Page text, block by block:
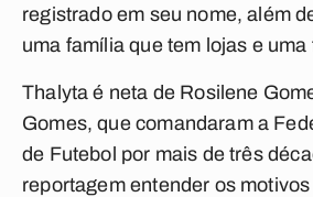
registrado em seu nome, além
uma família que tem lojas e
Thalyta é neta de Rosilene
Gomes, que comandaram a
de Futebol por mais de três
reportagem entender os